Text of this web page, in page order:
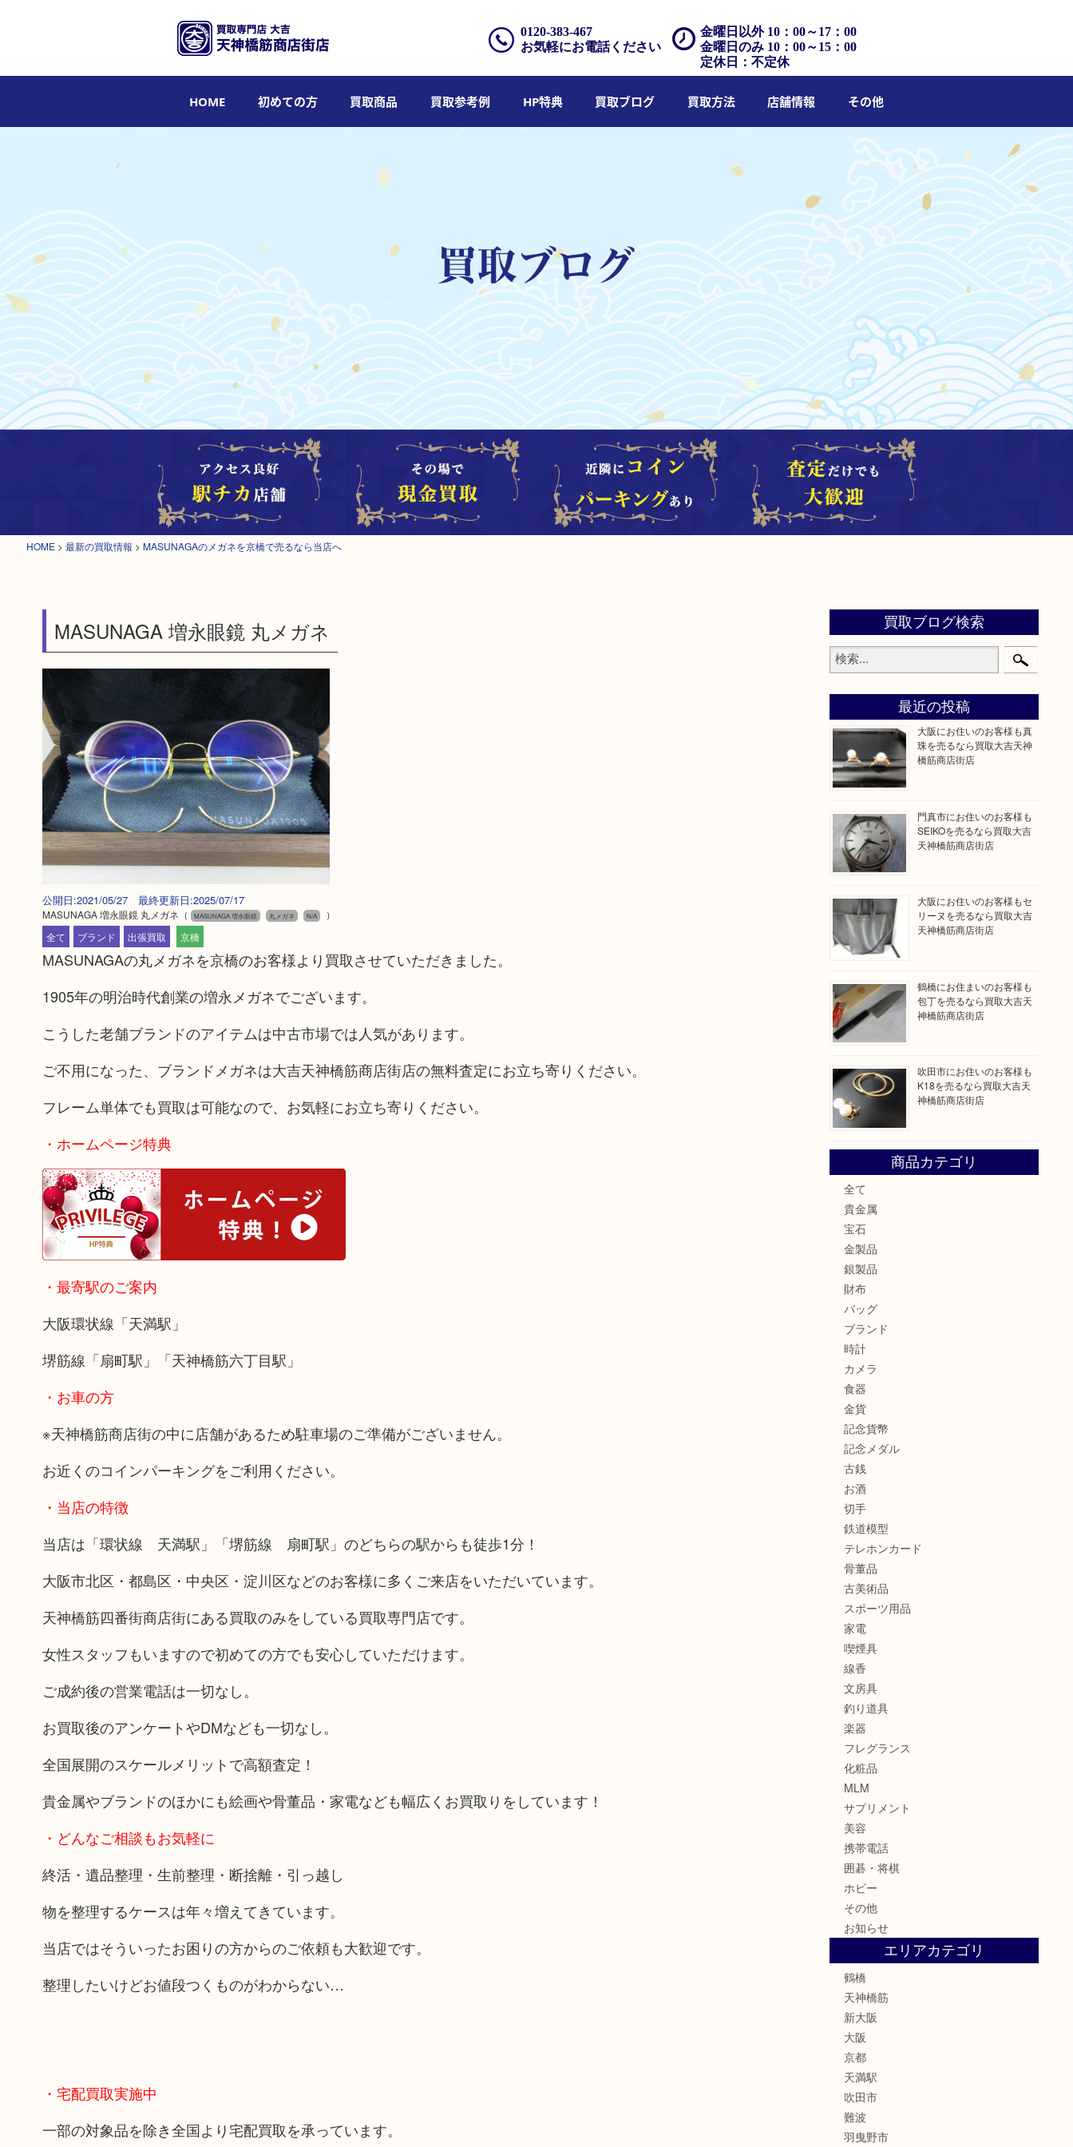
金曜日以外 10：00～17：00
金曜日のみ 10：00～15：00
定休日：不定休
0120-383-467
お気軽にお電話ください
HOME 初めての方 買取商品 買取参考例 HP特典 買取ブログ 買取方法 店舗情報 その他
HOME > 最新の買取情報 > MASUNAGAのメガネを京橋で売るなら当店へ
MASUNAGA 増永眼鏡 丸メガネ
公開日:2021/05/27 最終更新日:2025/07/17
MASUNAGA 増永眼鏡 丸メガネ （ MASUNAGA 増永眼鏡 丸メガネ N/A
）
全て
ブランド 出張買取 京橋
MASUNAGAの丸メガネを京橋のお客様より買取させていただきました。
1905年の明治時代創業の増永メガネでございます。
こうした老舗ブランドのアイテムは中古市場では人気があります。
ご不用になった、ブランドメガネは大吉天神橋筋商店街店の無料査定にお立ち寄りください。
フレーム単体でも買取は可能なので、お気軽にお立ち寄りください。
・ホームページ特典
・最寄駅のご案内
大阪環状線「天満駅」
堺筋線「扇町駅」「天神橋筋六丁目駅」
・お車の方
※天神橋筋商店街の中に店舗があるため駐車場のご準備がございません。
お近くのコインパーキングをご利用ください。
・当店の特徴
当店は「環状線 天満駅」「堺筋線 扇町駅」のどちらの駅からも徒歩1分！
大阪市北区・都島区・中央区・淀川区などのお客様に多くご来店をいただいています。
天神橋筋四番街商店街にある買取のみをしている買取専門店です。
女性スタッフもいますので初めての方でも安心していただけます。
ご成約後の営業電話は一切なし。
お買取後のアンケートやDMなども一切なし。
全国展開のスケールメリットで高額査定！
貴金属やブランドのほかにも絵画や骨董品・家電なども幅広くお買取りをしています！
・どんなご相談もお気軽に
終活・遺品整理・生前整理・断捨離・引っ越し
物を整理するケースは年々増えてきています。
当店ではそういったお困りの方からのご依頼も大歓迎です。
整理したいけどお値段つくものがわからない…
・宅配買取実施中
一部の対象品を除き全国より宅配買取を承っています。
買取ブログ検索
最近の投稿
大阪にお住いのお客様も真
珠を売るなら買取大吉天神
橋筋商店街店
門真市にお住いのお客様も
SEIKOを売るなら買取大吉
天神橋筋商店街店
大阪にお住いのお客様もセ
リーヌを売るなら買取大吉
天神橋筋商店街店
鶴橋にお住まいのお客様も
包丁を売るなら買取大吉天
神橋筋商店街店
吹田市にお住いのお客様も
K18を売るなら買取大吉天
神橋筋商店街店
商品カテゴリ
全て
貴金属
宝石
金製品
銀製品
財布
バッグ
ブランド
時計
カメラ
食器
金貨
記念貨幣
記念メダル
古銭
お酒
切手
鉄道模型
テレホンカード
骨董品
古美術品
スポーツ用品
家電
喫煙具
線香
文房具
釣り道具
楽器
フレグランス
化粧品
MLM
サプリメント
美容
携帯電話
囲碁・将棋
ホビー
その他
お知らせ
エリアカテゴリ
鶴橋
天神橋筋
新大阪
大阪
京都
天満駅
吹田市
難波
羽曳野市